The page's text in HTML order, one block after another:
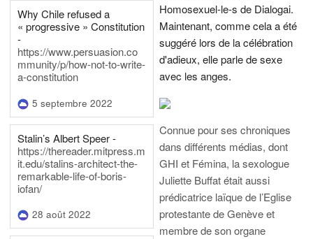
Why Chile refused a
« progressive » Constitution
-
https://www.persuasion.co
mmunity/p/how-not-to-write-
a-constitution
5 septembre 2022
Stalin’s Albert Speer -
https://thereader.mitpress.m
it.edu/stalins-architect-the-
remarkable-life-of-boris-
iofan/
28 août 2022
Homosexuel-le-s de Dialogai.
Maintenant, comme cela a été
suggéré lors de la célébration
d'adieux, elle parle de sexe
avec les anges.
Connue pour ses chroniques
dans différents médias, dont
GHI et Fémina, la sexologue
Juliette Buffat était aussi
prédicatrice laïque de l’Eglise
protestante de Genève et
membre de son organe